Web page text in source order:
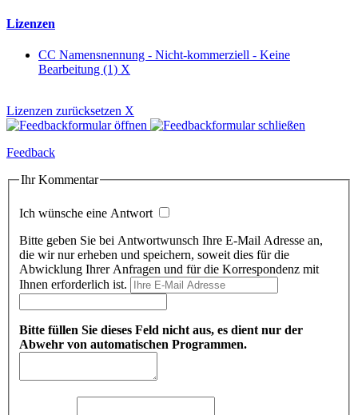
Lizenzen
CC Namensnennung - Nicht-kommerziell - Keine
Bearbeitung (1) X
Lizenzen zurücksetzen X
Feedback
Ihr Kommentar
Ich wünsche eine Antwort
Bitte geben Sie bei Antwortwunsch Ihre E-Mail Adresse an,
die wir nur erheben und speichern, soweit dies für die
Abwicklung Ihrer Anfragen und für die Korrespondenz mit
Ihnen erforderlich ist.
Bitte füllen Sie dieses Feld nicht aus, es dient nur der
Abwehr von automatischen Programmen.